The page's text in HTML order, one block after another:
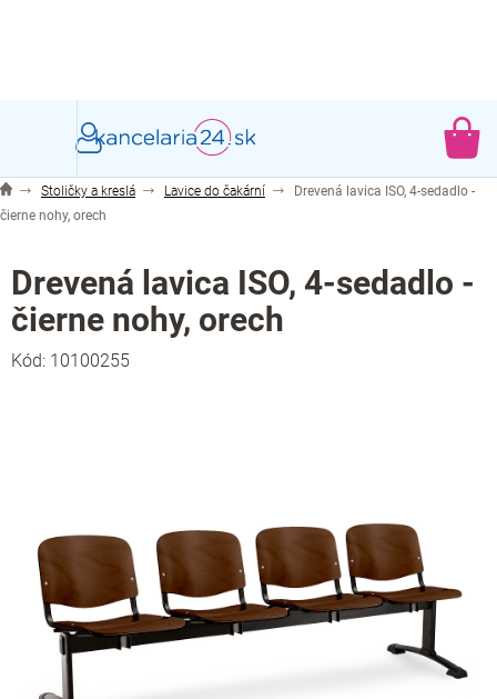
Stoličky a kreslá Lavice do čakární
Drevená lavica ISO, 4-sedadlo -
čierne nohy, orech
Drevená lavica ISO, 4-sedadlo -
čierne nohy, orech
Kód: 10100255